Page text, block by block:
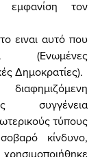
εμφανίση τον
(Ενωμένες
Δημοκρατίες).
συγγένεια
τύπους
κίνδυνο,